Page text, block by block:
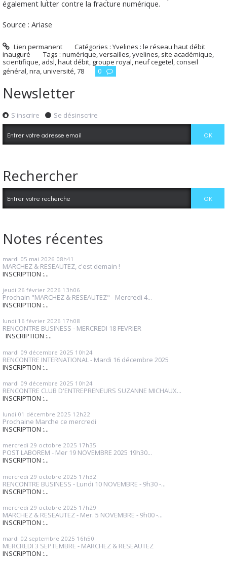
également lutter contre la fracture numérique.
Source : Ariase
Lien permanent Catégories :Yvelines : le réseau haut débit
inauguré
Tags : numérique versailles yvelines site académique
scientifique adsl haut débit groupe royal neuf cegetel conseil
général nra université 78 0
Newsletter
S'inscrire Se désinscrire
Rechercher
Notes récentes
mardi 05 mai 2026 08h41
MARCHEZ & RESEAUTEZ, c'est demain !
INSCRIPTION :...
jeudi 26 février 2026 13h06
Prochain "MARCHEZ & RESEAUTEZ" - Mercredi 4...
INSCRIPTION :...
lundi 16 février 2026 17h08
RENCONTRE BUSINESS - MERCREDI 18 FEVRIER
INSCRIPTION :...
mardi 09 décembre 2025 10h24
RENCONTRE INTERNATIONAL - Mardi 16 décembre 2025
INSCRIPTION :...
mardi 09 décembre 2025 10h24
RENCONTRE CLUB D'ENTREPRENEURS SUZANNE MICHAUX...
INSCRIPTION :...
lundi 01 décembre 2025 12h22
Prochaine Marche ce mercredi
INSCRIPTION :...
mercredi 29 octobre 2025 17h35
POST LABOREM - Mer 19 NOVEMBRE 2025 19h30...
INSCRIPTION :...
mercredi 29 octobre 2025 17h32
RENCONTRE BUSINESS - Lundi 10 NOVEMBRE - 9h30 -...
INSCRIPTION :...
mercredi 29 octobre 2025 17h29
MARCHEZ & RESEAUTEZ - Mer. 5 NOVEMBRE - 9h00 -...
INSCRIPTION :...
mardi 02 septembre 2025 16h50
MERCREDI 3 SEPTEMBRE - MARCHEZ & RESEAUTEZ
INSCRIPTION :...